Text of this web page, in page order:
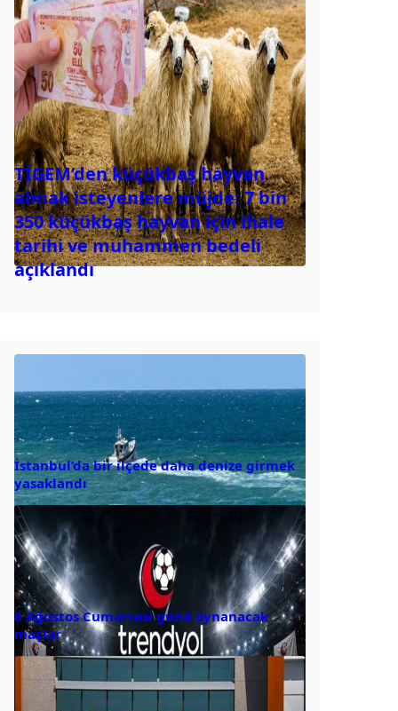
TİGEM’den küçükbaş hayvan
almak isteyenlere müjde: 7 bin
350 küçükbaş hayvan için ihale
tarihi ve muhammen bedeli
açıklandı
İstanbul’da bir ilçede daha denize girmek
yasaklandı
8 Ağustos Cumartesi günü oynanacak
maçlar